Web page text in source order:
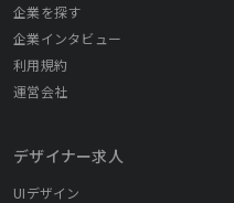
企業を探す
企業インタビュー
利用規約
運営会社
デザイナー求人
UIデザイン